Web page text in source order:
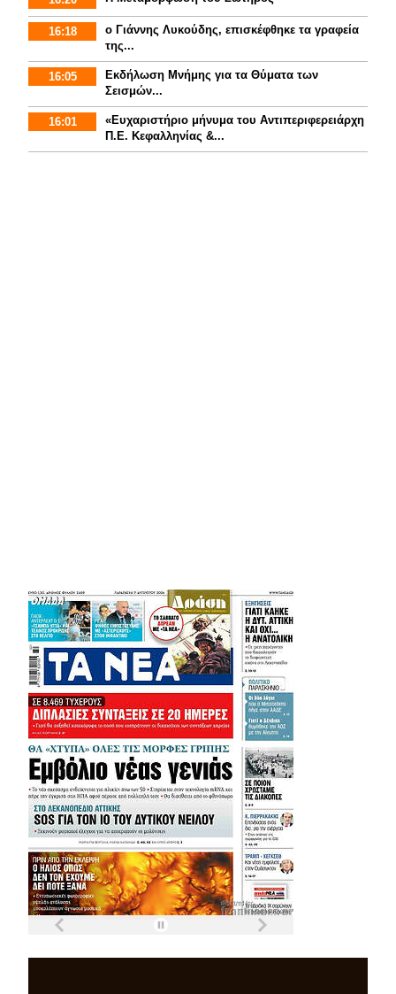
16:18
ο Γιάννης Λυκούδης, επισκέφθηκε τα γραφεία
της...
16:05
Εκδήλωση Μνήμης για τα Θύματα των
Σεισμών...
16:01
«Ευχαριστήριο μήνυμα του Αντιπεριφερειάρχη
Π.Ε. Κεφαλληνίας &...